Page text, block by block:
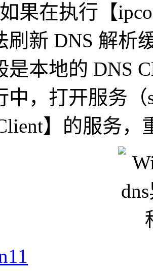
在执行【
刷新 DNS 解析
是本地的 DNS
中，打开服务（
】的服务